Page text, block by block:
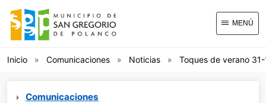
MENÚ
Inicio Comunicaciones Noticias Toques de verano 31-
Comunicaciones